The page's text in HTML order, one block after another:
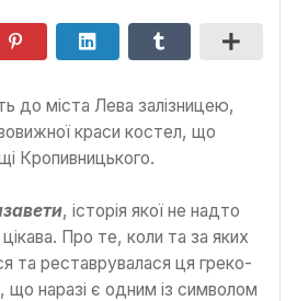
до міста Лева залізницею,
краси костел, що
Кропивницького.
, історія якої не надто
Про те, коли та за яких
та реставрувалася ця греко-
що наразі є одним із символом